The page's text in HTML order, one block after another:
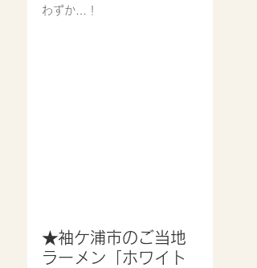
わずか…！
★袖ケ浦市のご当地
ラーメン「ホワイト